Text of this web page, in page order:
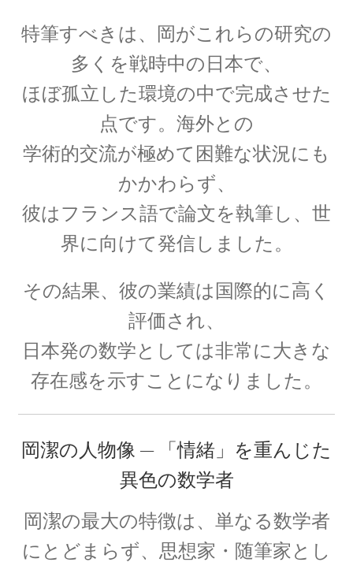
L・オイラー
【失明して単眼の巨人（サイクロプス）と呼ば
れた｜自然対数を定式化】
P・V・ミュッセンブルーク
【ライデン瓶を発明し静電気の基礎を確立】
P・ショーァ
【Peter Williston Shor, 1959/8/14-量子暗号を揺る
がす男】
R・J・E・クラウジウス
【熱力学の第一法則を定めエントロピーを定義
特筆すべきは、岡がこれらの研究の
多くを戦時中の日本で、
ほぼ孤立した環境の中で完成させた
点です。海外との
学術的交流が極めて困難な状況にも
かかわらず、
彼はフランス語で論文を執筆し、世
界に向けて発信しました。
その結果、彼の業績は国際的に高く
評価され、
日本発の数学としては非常に大きな
存在感を示すことになりました。
岡潔の人物像 — 「情緒」を重んじた
異色の数学者
岡潔の最大の特徴は、単なる数学者
にとどまらず、思想家・随筆家とし